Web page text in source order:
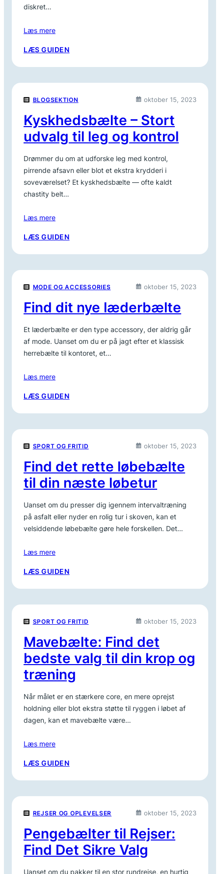
diskret…
Læs mere
LÆS GUIDEN:
MAKSIMAL
OG
STABILITET
BLOGSEKTION oktober 15, 2023
Kyskhedsbælte – Stort
udvalg til leg og kontrol
Drømmer du om at udforske leg med kontrol,
pirrende afsavn eller blot et ekstra krydderi i
soveværelset? Et kyskhedsbælte — ofte kaldt
chastity belt…
Læs mere
LÆS GUIDEN:
STORT
TIL
LEG
OG
MODE OG ACCESSORIES oktober 15, 2023
Find dit nye læderbælte
Et læderbælte er den type accessory, der aldrig går
af mode. Uanset om du er på jagt efter et klassisk
herrebælte til kontoret, et…
Læs mere
LÆS GUIDEN:
NYE
SPORT OG FRITID oktober 15, 2023
Find det rette løbebælte
til din næste løbetur
Uanset om du presser dig igennem intervaltræning
på asfalt eller nyder en rolig tur i skoven, kan et
velsiddende løbebælte gøre hele forskellen. Det…
Læs mere
LÆS GUIDEN:
RETTE
TIL
DIN
NÆSTE
LØBETUR
SPORT OG FRITID oktober 15, 2023
Mavebælte: Find det
bedste valg til din krop og
træning
Når målet er en stærkere core, en mere oprejst
holdning eller blot ekstra støtte til ryggen i løbet af
dagen, kan et mavebælte være…
Læs mere
LÆS GUIDEN:
DET
VALG
TIL
DIN
KROP
TRÆNING
REJSER OG OPLEVELSER oktober 15, 2023
Pengebælter til Rejser:
Find Det Sikre Valg
Uanset om du pakker til en stor rundrejse, en hurtig